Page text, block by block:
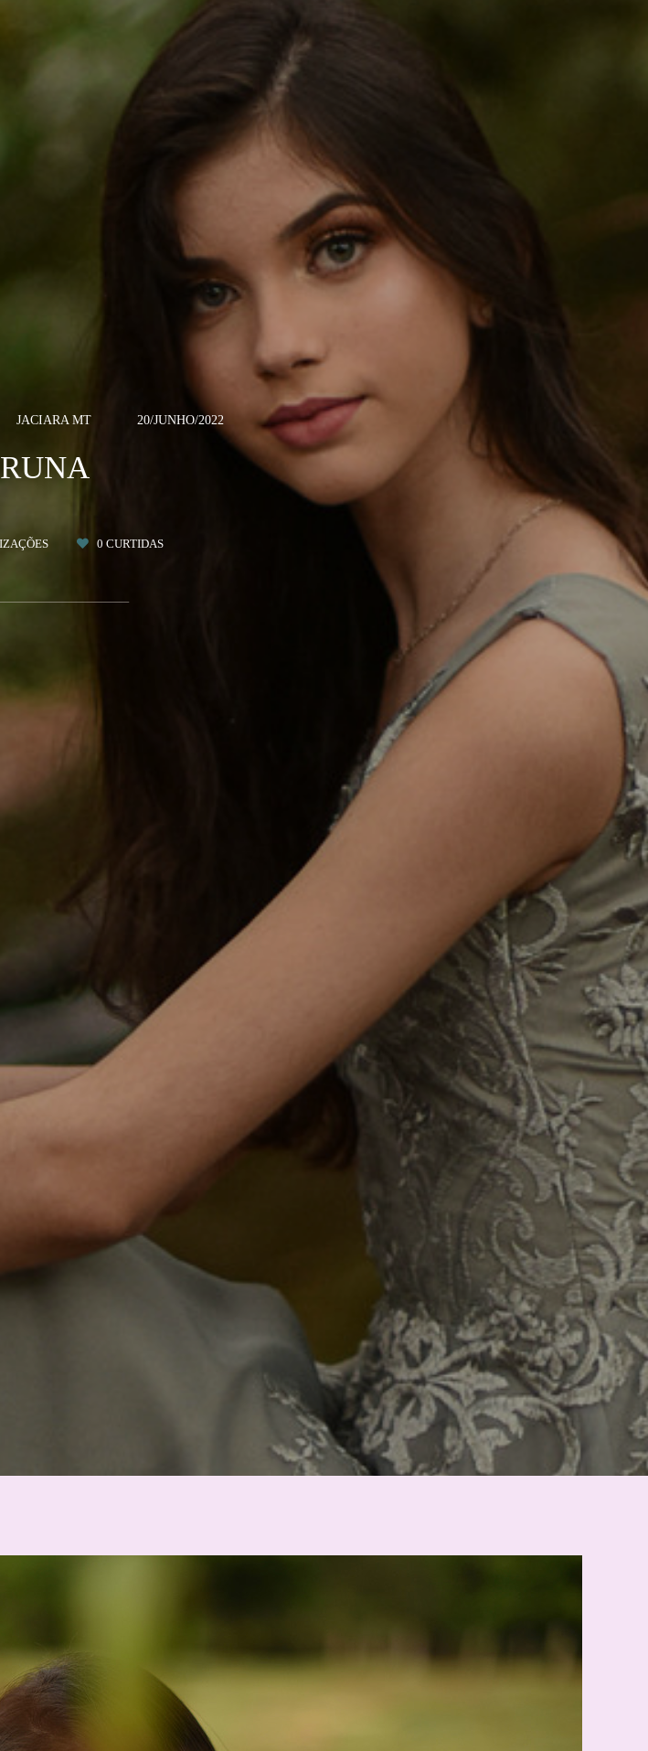
JACIARA MT 20/JUNHO/2022
0 CURTIDAS